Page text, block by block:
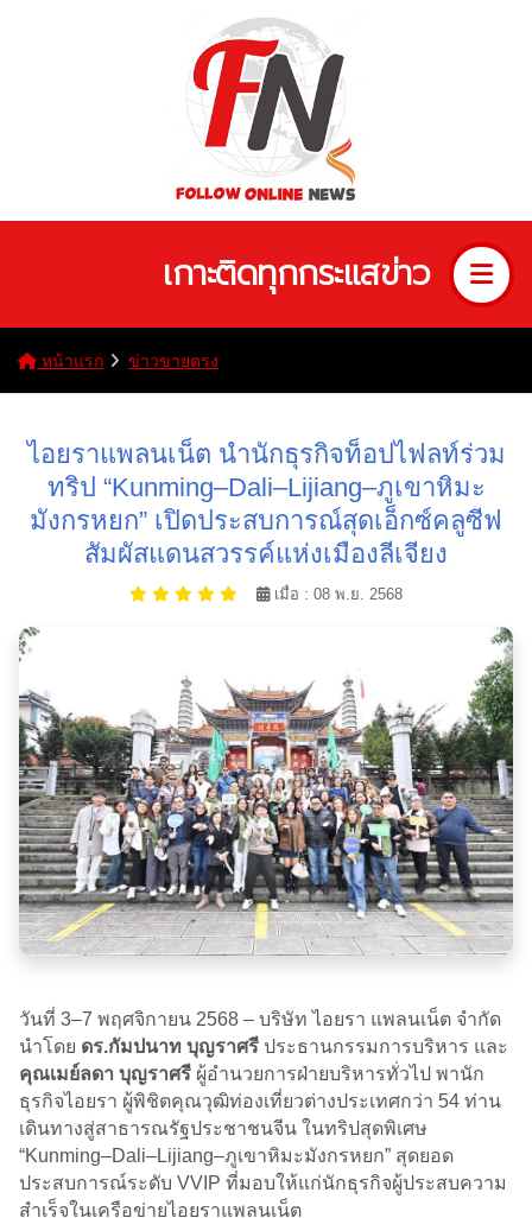
เกาะติดทุกกระแสข่าว
หน้าแรก ข่าวขายตรง
ไอยราแพลนเน็ต นำนักธุรกิจท็อปไฟลท์ร่วม
ทริป “Kunming–Dali–Lijiang–ภูเขาหิมะ
มังกรหยก” เปิดประสบการณ์สุดเอ็กซ์คลูซีฟ
สัมผัสแดนสวรรค์แห่งเมืองลีเจียง
เมื่อ : 08 พ.ย. 2568
วันที่ 3–7 พฤศจิกายน 2568 – บริษัท ไอยรา แพลนเน็ต จำกัด
นำโดย ดร.กัมปนาท บุญราศรี ประธานกรรมการบริหาร และ
คุณเมย์ลดา บุญราศรี ผู้อำนวยการฝ่ายบริหารทั่วไป พานัก
ธุรกิจไอยรา ผู้พิชิตคุณวุฒิท่องเที่ยวต่างประเทศกว่า 54 ท่าน
เดินทางสู่สาธารณรัฐประชาชนจีน ในทริปสุดพิเศษ
“Kunming–Dali–Lijiang–ภูเขาหิมะมังกรหยก” สุดยอด
ประสบการณ์ระดับ VVIP ที่มอบให้แก่นักธุรกิจผู้ประสบความ
สำเร็จในเครือข่ายไอยราแพลนเน็ต